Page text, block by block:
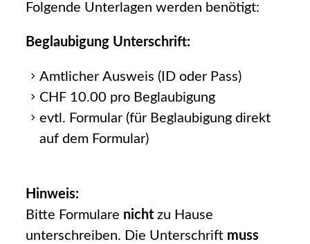
Folgende Unterlagen werden benötigt:
Beglaubigung Unterschrift:
Amtlicher Ausweis (ID oder Pass)
CHF 10.00 pro Beglaubigung
evtl. Formular (für Beglaubigung direkt
auf dem Formular)
Hinweis:
Bitte Formulare nicht zu Hause
unterschreiben. Die Unterschrift muss